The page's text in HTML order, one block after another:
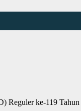
ke-119